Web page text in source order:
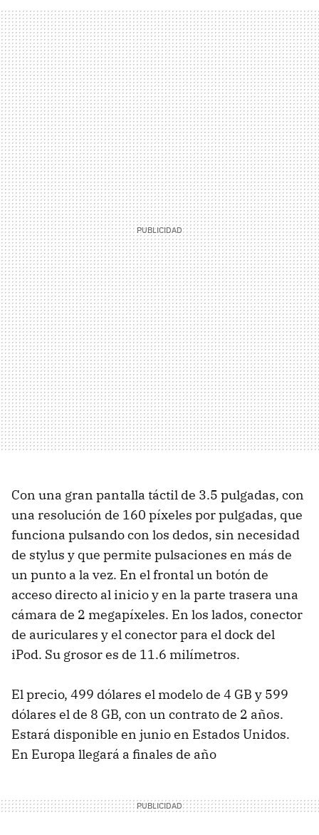
Con una gran pantalla táctil de 3.5 pulgadas, con
una resolución de 160 píxeles por pulgadas, que
funciona pulsando con los dedos, sin necesidad
de stylus y que permite pulsaciones en más de
un punto a la vez. En el frontal un botón de
acceso directo al inicio y en la parte trasera una
cámara de 2 megapíxeles. En los lados, conector
de auriculares y el conector para el dock del
iPod. Su grosor es de 11.6 milímetros.
El precio, 499 dólares el modelo de 4 GB y 599
dólares el de 8 GB, con un contrato de 2 años.
Estará disponible en junio en Estados Unidos.
En Europa llegará a finales de año